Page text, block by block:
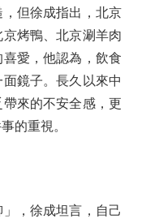
但徐成指出，北京
烤鴨、北京涮羊肉
愛，他認為，飲食
鏡子。長久以來中
來的不安全感，更
的重視。
，徐成坦言，自己